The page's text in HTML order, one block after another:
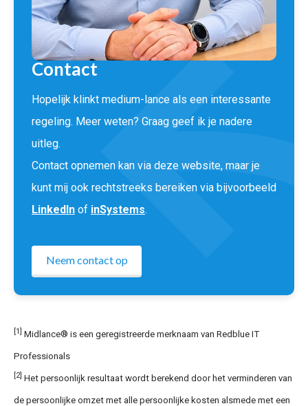
Contact
Hopelijk klinkt medium-lance als een interessante
regeling. Meer weten? Graag geef ik je nadere
uitleg.
Contact opnemen kan via deze website, maar je
kunt mij ook rechtstreeks bereiken via bijvoorbeeld
LinkedIn of inSystems.
Neem contact op
[1] Midlance® is een geregistreerde merknaam van Redblue IT
Professionals
[2] Het persoonlijk resultaat wordt berekend door het verminderen van
de persoonlijke omzet met alle persoonlijke kosten alsmede met een